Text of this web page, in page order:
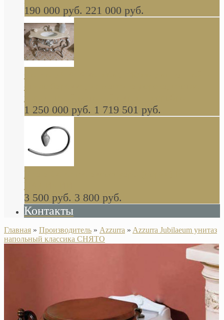
190 000 руб. 221 000 руб.
стиле барокко, из массива дерева, светло
коричневый матовый окрас + серебро
1 250 000 руб. 1 719 501 руб.
Khala Colombo аксессуары (серия) В
НАЛИЧИИ
3 500 руб. 3 800 руб.
Контакты
Главная » Производитель » Azzurra » Azzurra Jubilaeum унитаз
напольный классика СНЯТО